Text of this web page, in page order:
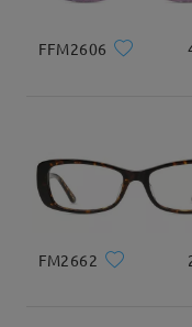
FFM2606
FM2662